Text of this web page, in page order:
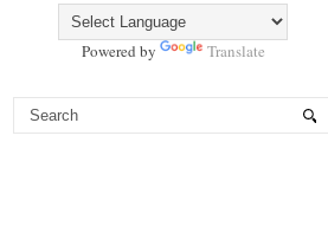
Powered by Translate